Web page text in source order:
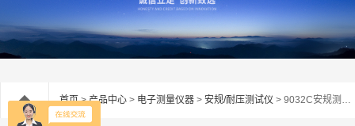
首页>产品中心 > 电子测量仪器 > 安规/耐压测试仪 > 9032C安规测试仪